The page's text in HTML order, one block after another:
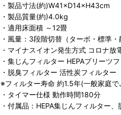
・製品寸法(約)W41×D14×H43cm
・製品質量(約)4.0kg
・適用床面積 ～12畳
・風量：3段階切替（ターボ・標準・
・マイナスイオン発生方式 コロナ放
・集じんフィルター HEPAプリーツ
・脱臭フィルター 活性炭フィルター
※フィルター寿命 約1.5年(一般家庭で
・タイマー仕様 動作時間180分
・付属品：HEPA集じんフィルター